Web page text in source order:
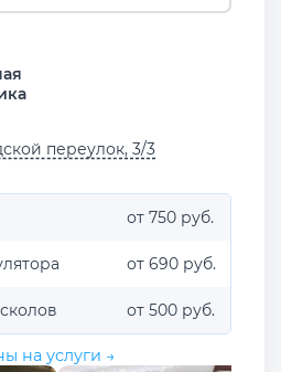
переулок, 3/3
от 750 руб.
от 690 руб.
от 500 руб.
на услуги →